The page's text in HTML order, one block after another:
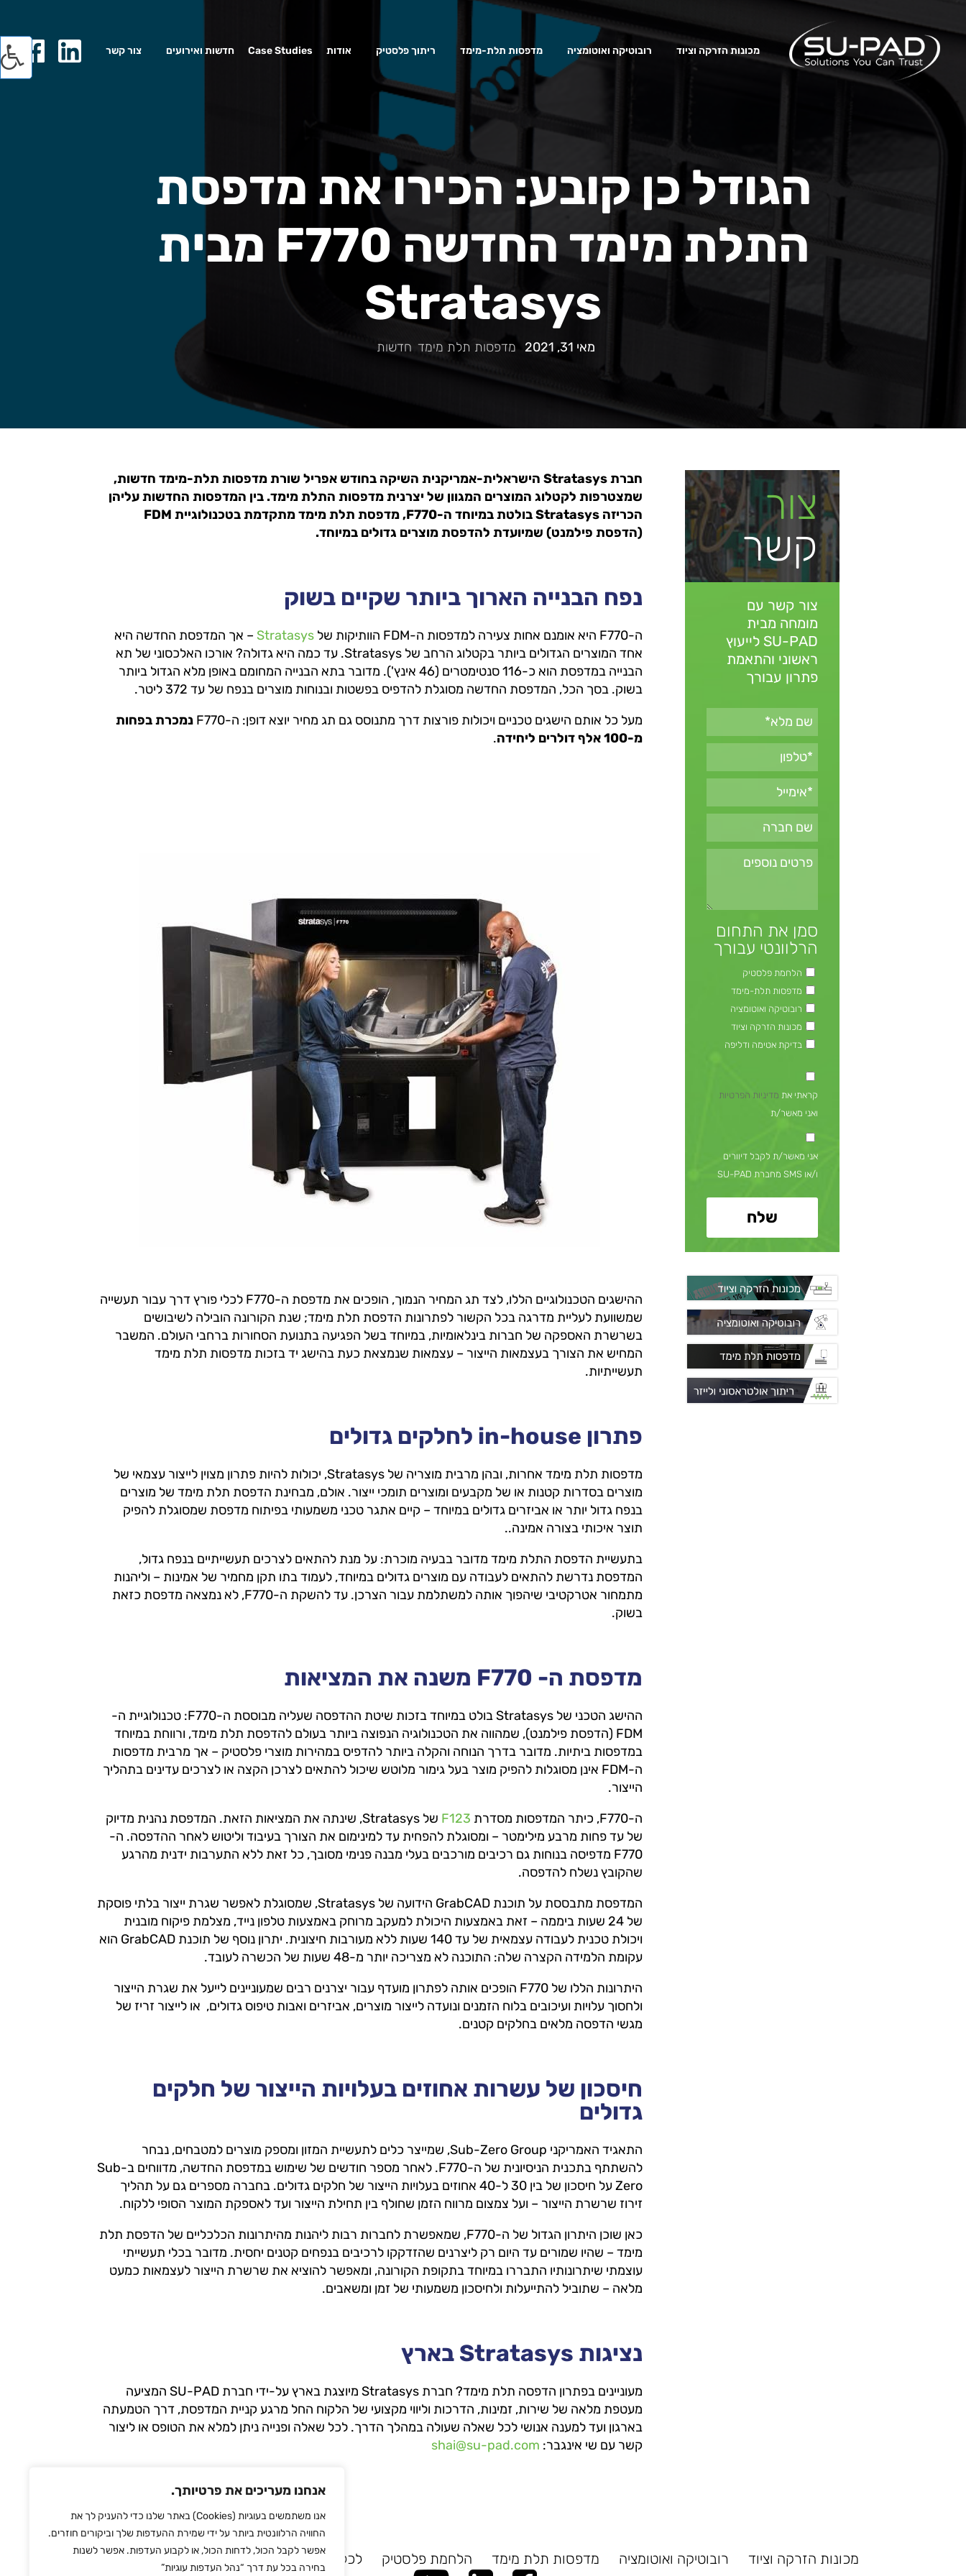
אנחנו מעריכים את פרטיותך.
אנו משתמשים בעוגיות (Cookies) באתר שלנו כדי להעניק לך את
החוויה הרלוונטית ביותר על ידי שמירת ההעדפות שלך וביקורים חוזרים.
אפשר לקבל הכול, לדחות הכול, או לקבוע העדפות. אפשר לשנות
בחירה בכל עת דרך “נהל העדפות עוגיות”
מכונות הזרקה וציוד רובוטיקה ואוטומציה מדפסות תלת-מימד ריתוך פלסטיק אודות Case Studies חדשות ואירועים צור קשר
הגודל כן קובע: הכירו את מדפסת
התלת מימד החדשה F770 מבית
Stratasys
מאי 31, 2021 מדפסות תלת מימד חדשות
חברת Stratasys הישראלית-אמריקנית השיקה בחודש אפריל שורת מדפסות תלת-מימד חדשות,
שמצטרפות לקטלוג המוצרים המגוון של יצרנית מדפסות התלת מימד. בין המדפסות החדשות עליהן
הכריזה Stratasys בולטת במיוחד ה-F770, מדפסת תלת מימד מתקדמת בטכנולוגיית FDM
(הדפסת פילמנט) שמיועדת להדפסת מוצרים גדולים במיוחד.
נפח הבנייה הארוך ביותר שקיים בשוק
ה-F770 היא אומנם אחות צעירה למדפסות ה-FDM הוותיקות של Stratasys – אך המדפסת החדשה היא
אחד המוצרים הגדולים ביותר בקטלוג הרחב של Stratasys. עד כמה היא גדולה? אורכו האלכסוני של תא
הבנייה במדפסת הוא כ-116 סנטימטרים (46 אינץ'). מדובר בתא הבנייה המחומם באופן מלא הגדול ביותר
בשוק. בסך הכל, המדפסת החדשה מסוגלת להדפיס בפשטות ובנוחות מוצרים בנפח של עד 372 ליטר.
מעל כל אותם הישגים טכניים ויכולות פורצות דרך מתנוסס גם תג מחיר יוצא דופן: ה-F770
נמכרת בפחות
מ-100 אלף דולרים ליחידה
.
ההישגים הטכנולוגיים הללו, לצד תג המחיר הנמוך, הופכים את מדפסת ה-F770 לכלי פורץ דרך עבור תעשייה
שמשוועת לעליית מדרגה בכל הקשור לפתרונות הדפסת תלת מימד; שנת הקורונה הובילה לשיבושים
בשרשרת האספקה של חברות בינלאומיות, במיוחד בשל הפגיעה בתנועת הסחורות ברחבי העולם. המשבר
המחיש את הצורך בעצמאות הייצור – עצמאות שנמצאת כעת בהישג יד בזכות מדפסות תלת מימד
תעשייתיות.
פתרון in-house לחלקים גדולים
מדפסות תלת מימד אחרות, ובהן מרבית מוצריה של Stratasys, יכולות להיות פתרון מצוין לייצור עצמאי של
מוצרים בסדרות קטנות או של מקבעים ומוצרים תומכי ייצור. אולם, מבחינת הדפסת תלת מימד של מוצרים
בנפח גדול יותר או אביזרים גדולים במיוחד – קיים אתגר טכני משמעותי בפיתוח מדפסת שמסוגלת להפיק
תוצר איכותי בצורה אמינה..
בתעשיית הדפסת התלת מימד מדובר בבעיה מוכרת: על מנת להתאים לצרכים תעשייתיים בנפח גדול,
המדפסת נדרשת להתאים לעבודה עם מוצרים גדולים במיוחד, לעמוד בתו תקן מחמיר של אמינות – וליהנות
מתמחור אטרקטיבי שיהפוך אותה למשתלמת עבור הצרכן. עד להשקת ה-F770, לא נמצאה מדפסת כזאת
בשוק.
מדפסת ה- F770 משנה את המציאות
ההישג הטכני של Stratasys בולט במיוחד בזכות שיטת ההדפסה שעליה מבוססת ה-F770: טכנולוגיית ה-
FDM (הדפסת פילמנט), שמהווה את הטכנולוגיה הנפוצה ביותר בעולם להדפסת תלת מימד, ורווחת במיוחד
במדפסות ביתיות. מדובר בדרך הנוחה והקלה ביותר להדפיס במהירות מוצרי פלסטיק – אך מרבית מדפסות
ה-FDM אינן מסוגלות להפיק מוצר בעל גימור מלוטש שיכול להתאים לצרכן הקצה או לצרכים עדינים בתהליך
הייצור.
ה-F770, כיתר המדפסות מסדרת
F123
של Stratasys, שינתה את המציאות הזאת. המדפסת נהנית מדיוק
של עד פחות מרבע מילימטר – ומסוגלת להפחית עד למינימום את הצורך בעיבוד וליטוש לאחר ההדפסה. ה-
F770 מדפיסה בנוחות גם רכיבים מורכבים בעלי מבנה פנימי מסובך, כל זאת ללא התערבות ידנית מהרגע
שהקובץ נשלח להדפסה.
המדפסת מתבססת על תוכנת GrabCAD הידועה של Stratasys, שמסוגלת לאפשר שגרת ייצור בלתי פוסקת
של 24 שעות ביממה – זאת באמצעות היכולת למעקב מרוחק באמצעות טלפון נייד, מצלמת פיקוח מובנית
ויכולת טכנית לעבודה עצמאית של עד 140 שעות ללא מעורבות חיצונית. יתרון נוסף של תוכנת GrabCAD הוא
עקומת הלמידה הקצרה שלה: התוכנה לא מצריכה יותר מ-48 שעות של הכשרה לעובד.
היתרונות הללו של F770 הופכים אותה לפתרון מועדף עבור יצרנים רבים שמעוניינים לייעל את שגרת הייצור
ולחסוך עלויות ועיכובים בלוח הזמנים ונועדה לייצור מוצרים, אביזרים ואבות טיפוס גדולים, או לייצור זריז של
מגשי הדפסה מלאים בחלקים קטנים.
חיסכון של עשרות אחוזים בעלויות הייצור של חלקים
גדולים
התאגיד האמריקני Sub-Zero Group, שמייצר כלים לתעשיית המזון ומספק מוצרים למטבחים, נבחר
להשתתף בתכנית הניסיונית של ה-F770. לאחר מספר חודשים של שימוש במדפסת החדשה, מדווחים בSub-
Zero על חיסכון של בין 30 ל-40 אחוזים בעלויות הייצור של חלקים גדולים. בחברה מספרים גם על תהליך
זירוז שרשרת הייצור – ועל צמצום מרווח הזמן שחולף בין תחילת הייצור ועד לאספקת המוצר הסופי ללקוח.
כאן שוכן היתרון הגדול של ה-F770, שמאפשרת לחברות רבות ליהנות מהיתרונות הכלכליים של הדפסת תלת
מימד – שהיו שמורים עד היום רק ליצרנים שהזדקקו לרכיבים בנפחים קטנים יחסית. מדובר בכלי תעשייתי
עוצמתי שיתרונותיו התבררו במיוחד בתקופת הקורונה, ומאפשר להוציא את שרשרת הייצור לעצמאות כמעט
מלאה – שתוביל להתייעלות ולחיסכון משמעותי של זמן ומשאבים.
נציגות Stratasys בארץ
מעוניינים בפתרון הדפסה תלת מימד? חברת Stratasys מיוצגת בארץ על-ידי חברת SU-PAD המציעה
מעטפת מלאה של שירות, זמינות, הדרכות וליווי מקצועי של הלקוח החל מרגע קניית המדפסת, דרך הטמעתה
בארגון ועד למענה אנושי לכל שאלה שעולה במהלך הדרך. לכל שאלה ופנייה ניתן למלא את הטופס או ליצור
קשר עם שי אינגבר: shai@su-pad.com
צור
קשר
צור קשר עם
מומחה מבית
SU-PAD לייעוץ
ראשוני והתאמת
פתרון עבורך
סמן את התחום
הרלוונטי עבורך
הלחמת פלסטיק
מדפסות תלת-מימד
רובוטיקה ואוטומציה
מכונות הזרקה וציוד
בדיקת אטימה ודליפה
קראתי את מדיניות הפרטיות
ואני מאשר/ת
אני מאשר/ת לקבל דיוורים
ו/או SMS מחברת SU-PAD
מכונות הזרקה וציוד רובוטיקה ואוטומציה מדפסות תלת מימד הלחמת פלסטיק לכל המותגים צור קשר מדיניות הפרטיות